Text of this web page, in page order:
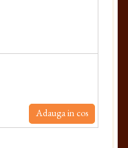
Adauga in cos